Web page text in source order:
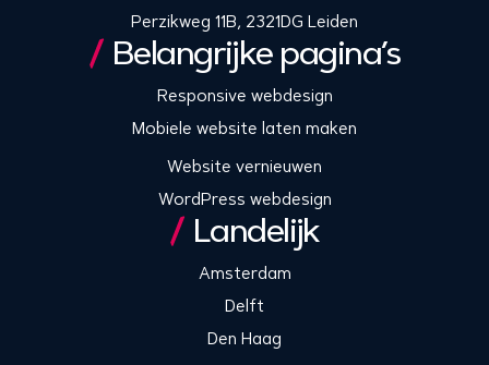
Perzikweg 11B, 2321DG Leiden
Belangrijke pagina’s
Responsive webdesign
Mobiele website laten maken
Website vernieuwen
WordPress webdesign
Landelijk
Amsterdam
Delft
Den Haag